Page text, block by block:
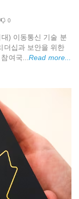
0
) 이동통신 기술 분
더십과 보안을 위한
여국... Read more...